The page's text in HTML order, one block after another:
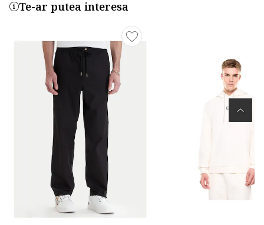
Te-ar putea interesa